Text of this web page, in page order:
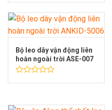
hạng
0
5
sao
Bộ leo dây vận động liên
hoàn ngoài trời ASE-007
0